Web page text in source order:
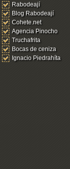
Rabodeají
Blog Rabodeají
Cohete.net
Agencia Pinocho
Truchafrita
Bocas de ceniza
Ignacio Piedrahíta